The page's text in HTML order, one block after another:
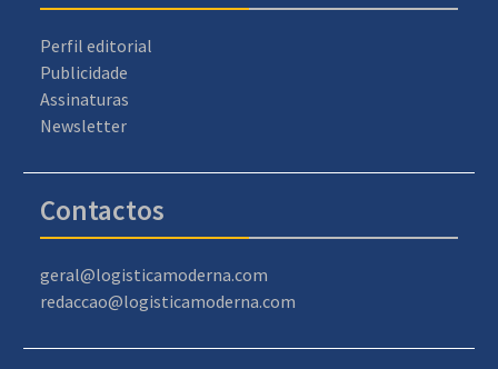
Perfil editorial
Publicidade
Assinaturas
Newsletter
Contactos
geral@logisticamoderna.com
redaccao@logisticamoderna.com